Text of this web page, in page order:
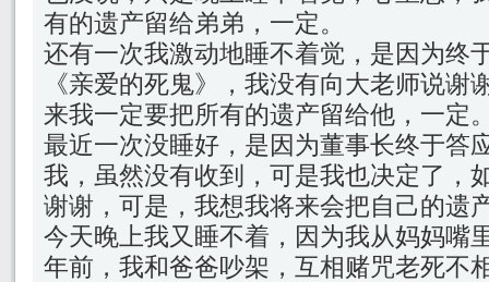
有的遗产留给弟弟，一定。
还有一次我激动地睡不着觉，是因为终
《亲爱的死鬼》，我没有向大老师说谢
来我一定要把所有的遗产留给他，一定
最近一次没睡好，是因为董事长终于答
我，虽然没有收到，可是我也决定了，
谢谢，可是，我想我将来会把自己的遗
今天晚上我又睡不着，因为我从妈妈嘴
年前，我和爸爸吵架，互相赌咒老死不